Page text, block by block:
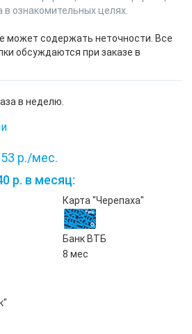
ознакомительных целях.
может содержать неточности. Все
обсуждаются при заказе в
в неделю.
р./мес.
р. в месяц:
Карта "Черепаха"
Банк ВТБ
8 мес